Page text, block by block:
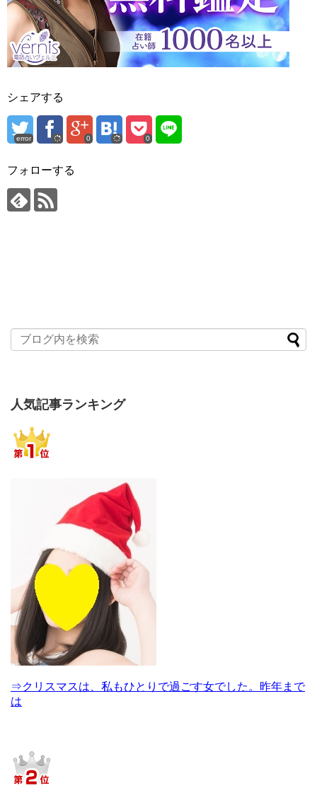
シェアする
error 0 0
フォローする
人気記事ランキング
⇒クリスマスは、私もひとりで過ごす女でした。昨年まで
は